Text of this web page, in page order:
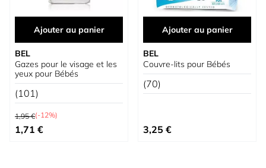
Ajouter au panier
BEL
Gazes pour le visage et les
yeux pour Bébés
(101)
Prix normal
1,95 €(-12%)
Prix spécial
1,71 €
Ajouter au panier
BEL
Couvre-lits pour Bébés
(70)
3,25 €